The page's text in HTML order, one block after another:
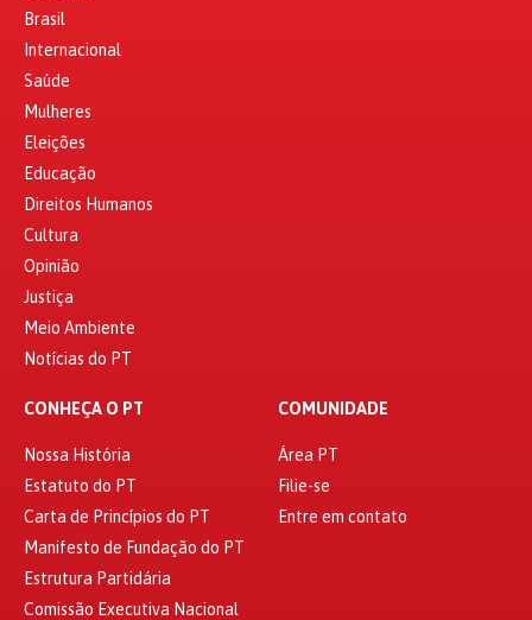
Brasil
Internacional
Saúde
Mulheres
Eleições
Educação
Direitos Humanos
Cultura
Opinião
Justiça
Meio Ambiente
Notícias do PT
CONHEÇA O PT
Nossa História
Estatuto do PT
Carta de Princípios do PT
Manifesto de Fundação do PT
Estrutura Partidária
Comissão Executiva Nacional
COMUNIDADE
Área PT
Filie-se
Entre em contato